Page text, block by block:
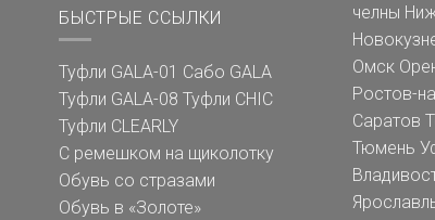
БЫСТРЫЕ ССЫЛКИ
Туфли GALA-01 Сабо GALA
Туфли GALA-08 Туфли CHIC
Туфли CLEARLY
С ремешком на щиколотку
Обувь со стразами
Обувь в «Золоте»
челны
Омск
Ростов-
Саратов
Тюмень